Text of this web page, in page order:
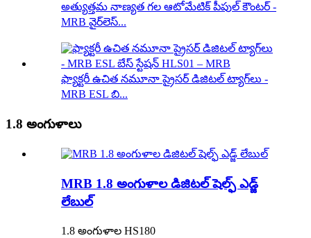
అత్యుత్తమ నాణ్యత గల ఆటోమేటిక్ పీపుల్ కౌంటర్ -
MRB వైర్‌లెస్...
ఫ్యాక్టరీ ఉచిత నమూనా ప్రైసర్ డిజిటల్ ట్యాగ్‌లు -
MRB ESL బి...
1.8 అంగుళాలు
MRB 1.8 అంగుళాల డిజిటల్ షెల్ఫ్ ఎడ్జ్
లేబుల్
1.8 అంగుళాల HS180